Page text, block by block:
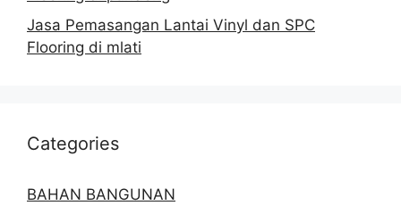
Jasa Pemasangan Lantai Vinyl dan SPC
Flooring di mlati
Categories
BAHAN BANGUNAN